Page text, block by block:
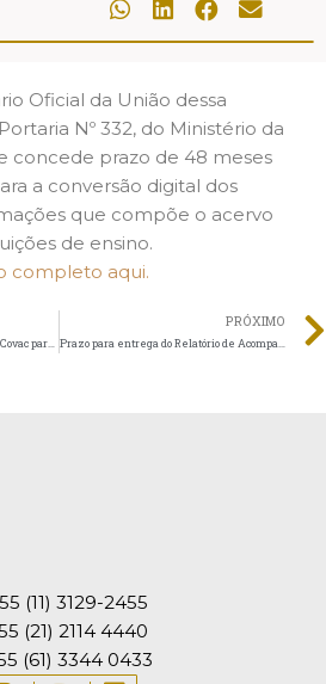
Oficial da União dessa
Nº 332, do Ministério da
concede prazo de 48 meses
a conversão digital dos
que compõe o acervo
de ensino.
completo aqui.
PRÓXIMO
55 (11) 3129-2455
(21) 2114 4440
(61) 3344 0433